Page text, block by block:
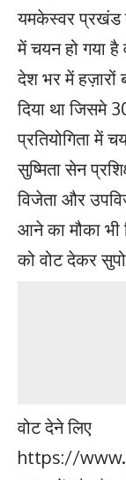
यमकेस्वर प्रखंड
में चयन हो गया है
देश भर में हज़ारों
दिया था जिसमे
प्रतियोगिता में
सुष्मिता सेन
विजेता और
आने का मौका भी
को वोट देकर
वोट देने लिए
https://